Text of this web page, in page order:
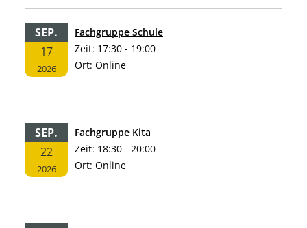
SEP.
17
2026
Fachgruppe Schule
Zeit: 17:30 - 19:00
Ort: Online
SEP.
22
2026
Fachgruppe Kita
Zeit: 18:30 - 20:00
Ort: Online